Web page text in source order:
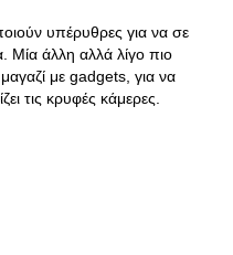
υπέρυθρες για να σε
Μία άλλη αλλά λίγο πιο
με gadgets, για να
τις κρυφές κάμερες.